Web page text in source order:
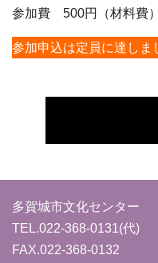
参加費 500円（材料費）
参加申込は定員に達しま
多賀城市文化センター
TEL.022-368-0131(代)
FAX.022-368-0132